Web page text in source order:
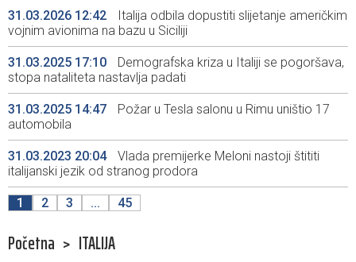
31.03.2026 12:42
Italija odbila dopustiti slijetanje američkim
vojnim avionima na bazu u Siciliji
31.03.2025 17:10
Demografska kriza u Italiji se pogoršava,
stopa nataliteta nastavlja padati
31.03.2025 14:47
Požar u Tesla salonu u Rimu uništio 17
automobila
31.03.2023 20:04
Vlada premijerke Meloni nastoji štititi
italijanski jezik od stranog prodora
1 2 3 ... 45
Početna > ITALIJA